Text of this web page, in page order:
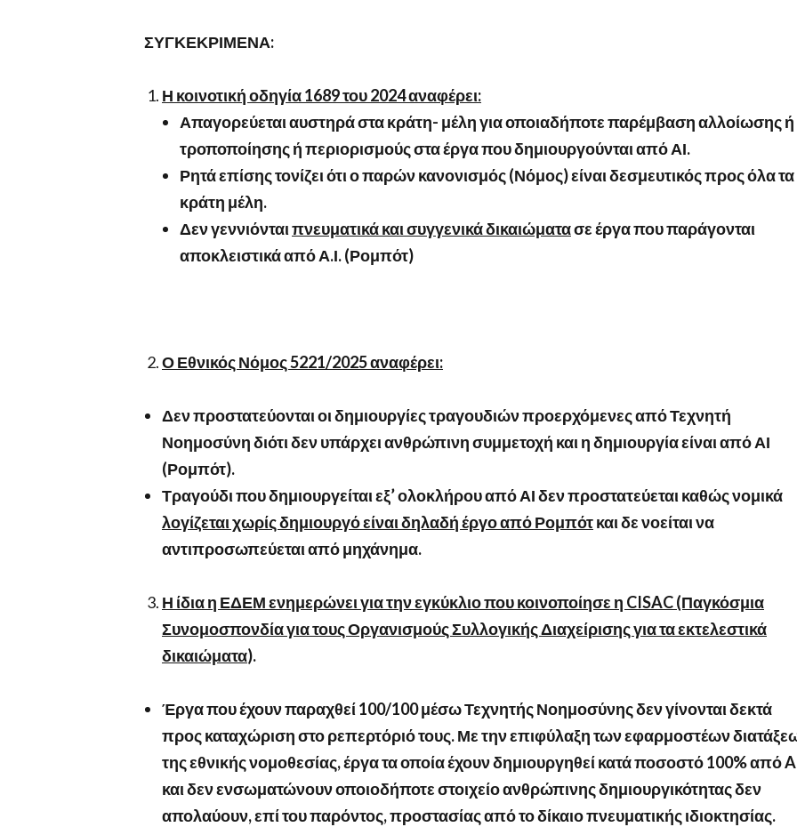
ΣΥΓΚΕΚΡΙΜΕΝΑ:
Η κοινοτική οδηγία 1689 του 2024 αναφέρει:
Απαγορεύεται αυστηρά στα κράτη- μέλη για οποιαδήποτε παρέμβαση αλλοίωσης ή
τροποποίησης ή περιορισμούς στα έργα που δημιουργούνται από ΑΙ.
Ρητά επίσης τονίζει ότι ο παρών κανονισμός (Νόμος) είναι δεσμευτικός προς όλα τα
κράτη μέλη.
Δεν γεννιόνταιπνευματικά και συγγενικά δικαιώματασε έργα που παράγονται
αποκλειστικά από Α.Ι. (Ρομπότ)
Ο Εθνικός Νόμος 5221/2025 αναφέρει:
Δεν προστατεύονται οι δημιουργίες τραγουδιών προερχόμενες από Τεχνητή
Νοημοσύνη διότι δεν υπάρχει ανθρώπινη συμμετοχή και η δημιουργία είναι από ΑΙ
(Ρομπότ).
Τραγούδι που δημιουργείται εξ’ ολοκλήρου από ΑΙ δεν προστατεύεται καθώς νομικά
λογίζεται χωρίς δημιουργό είναι δηλαδή έργο από Ρομπότκαι δε νοείται να
αντιπροσωπεύεται από μηχάνημα.
Η ίδια η ΕΔΕΜ ενημερώνει για την εγκύκλιο που κοινοποίησε η CISAC (Παγκόσμια
Συνομοσπονδία για τους Οργανισμούς Συλλογικής Διαχείρισης για τα εκτελεστικά
δικαιώματα).
Έργα που έχουν παραχθεί 100/100 μέσω Τεχνητής Νοημοσύνης δεν γίνονται δεκτά
προς καταχώριση στο ρεπερτόριό τους. Με την επιφύλαξη των εφαρμοστέων
της εθνικής νομοθεσίας, έργα τα οποία έχουν δημιουργηθεί κατά ποσοστό 100% από
και δεν ενσωματώνουν οποιοδήποτε στοιχείο ανθρώπινης δημιουργικότητας δεν
απολαύουν, επί του παρόντος, προστασίας από το δίκαιο πνευματικής ιδιοκτησίας.